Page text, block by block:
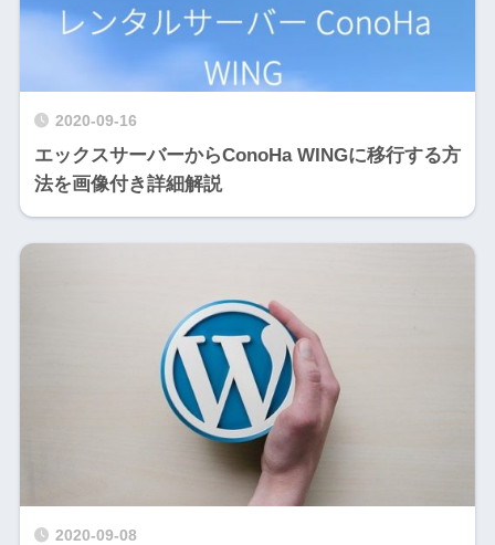
2020-09-16
エックスサーバーからConoHa WINGに移行する方
法を画像付き詳細解説
2020-09-08